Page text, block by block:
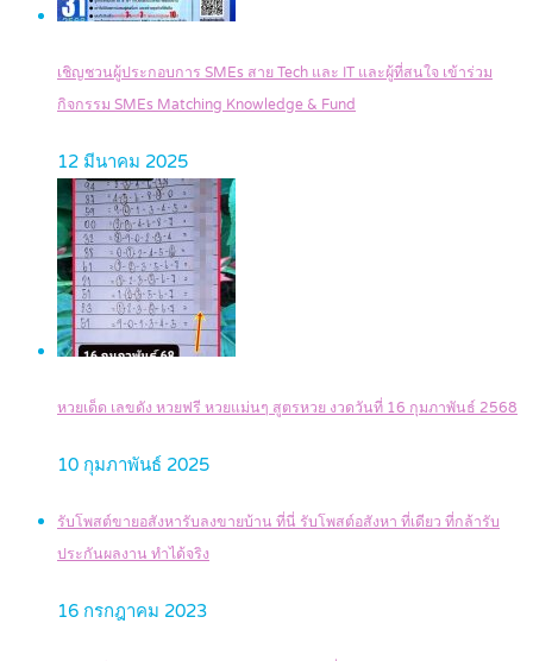
เชิญชวนผู้ประกอบการ SMEs สาย Tech และ IT และผู้ที่สนใจ เข้าร่วม
กิจกรรม SMEs Matching Knowledge & Fund
12 มีนาคม 2025
หวยเด็ด เลขดัง หวยฟรี หวยแม่นๆ สูตรหวย งวดวันที่ 16 กุมภาพันธ์ 2568
10 กุมภาพันธ์ 2025
รับโพสต์ขายอสังหารับลงขายบ้าน ที่นี่ รับโพสต์อสังหา ที่เดียว ที่กล้ารับ
ประกันผลงาน ทำได้จริง
16 กรกฎาคม 2023